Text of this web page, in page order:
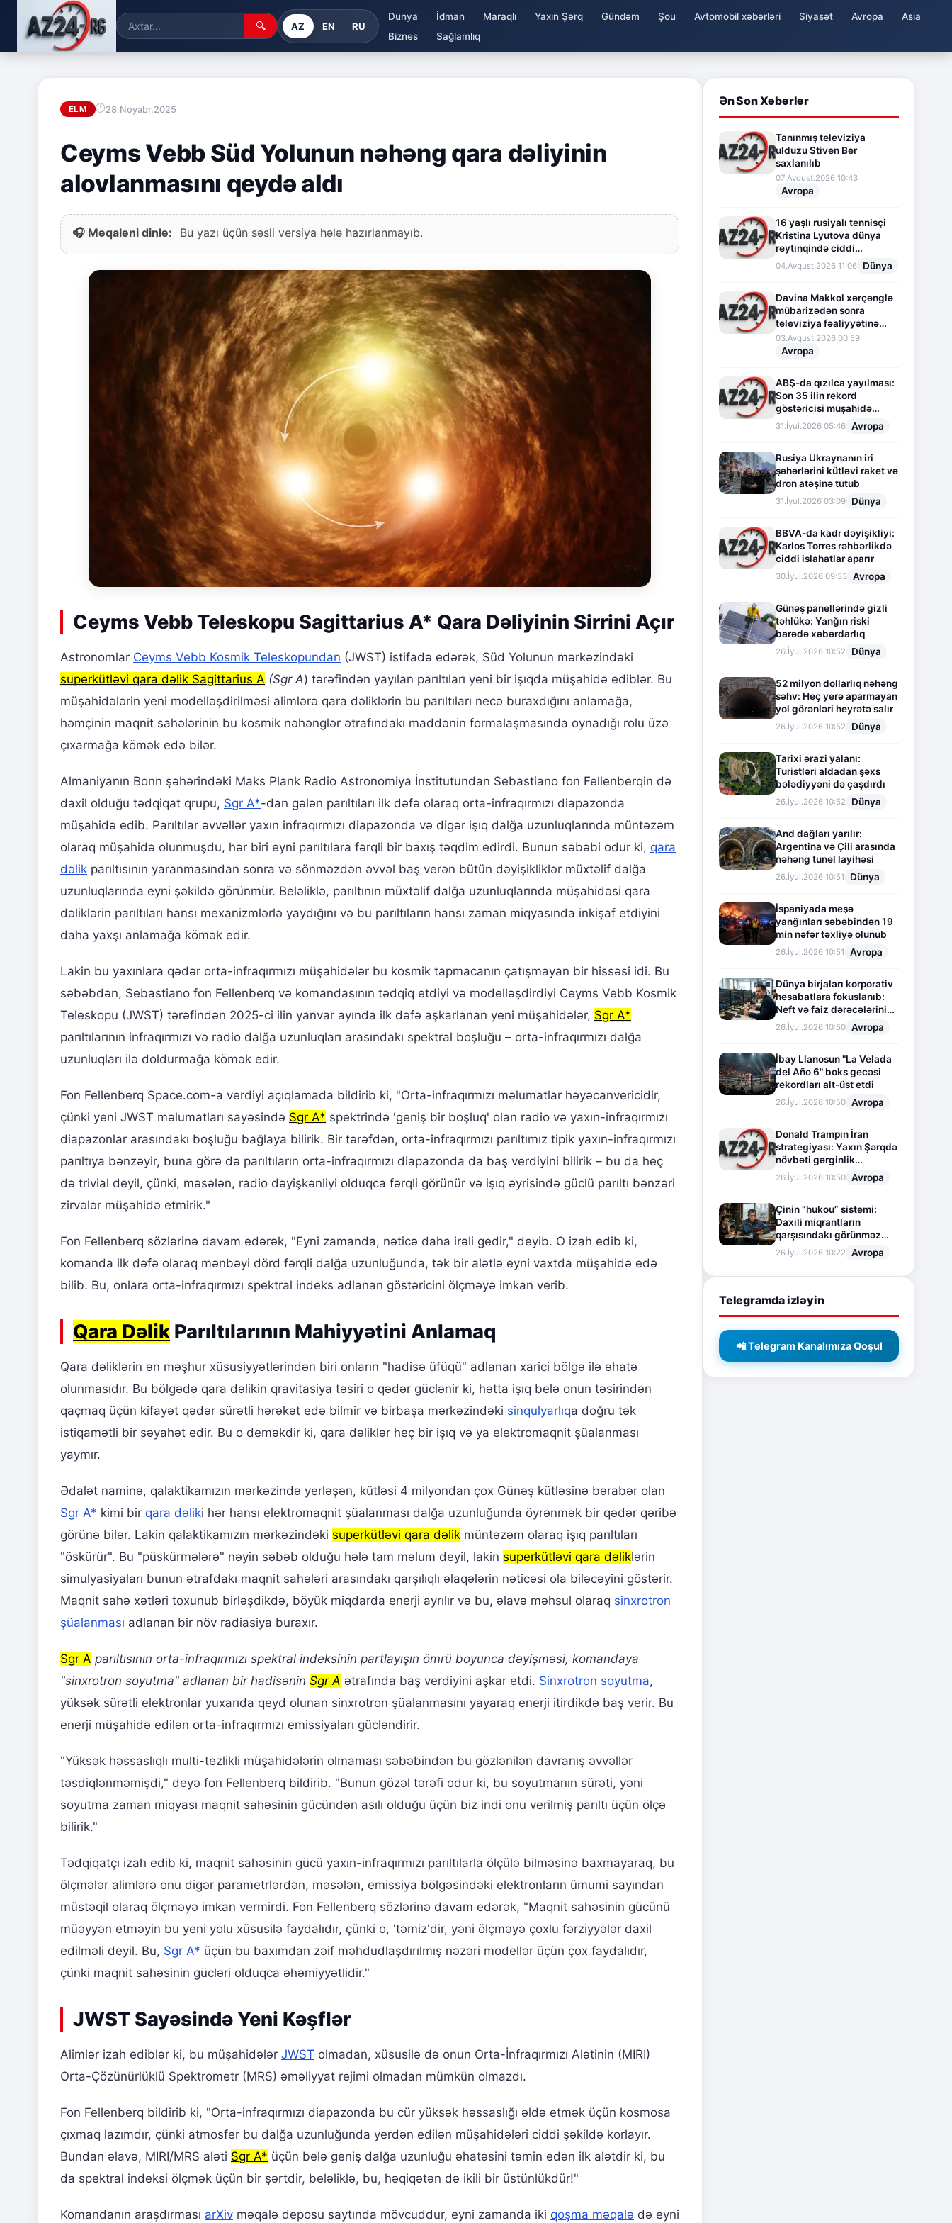
🔍 AZ EN RU
Dünya İdman Maraqlı Yaxın Şərq Gündəm Şou Avtomobil xəbərləri Siyasət Avropa
Asia
Biznes
Sağlamlıq
ELM 28.Noyabr.2025
Ceyms Vebb Süd Yolunun nəhəng qara dəliyinin
alovlanmasını qeydə aldı
🎧 Məqaləni dinlə: Bu yazı üçün səsli versiya hələ hazırlanmayıb.
Ceyms Vebb Teleskopu Sagittarius A* Qara Dəliyinin Sirrini Açır
Astronomlar Ceyms Vebb Kosmik Teleskopundan (JWST) istifadə edərək, Süd Yolunun mərkəzindəki
superkütləvi qara dəlik Sagittarius A (Sgr A) tərəfindən yayılan parıltıları yeni bir işıqda müşahidə ediblər. Bu
müşahidələrin yeni modelləşdirilməsi alimlərə qara dəliklərin bu parıltıları necə buraxdığını anlamağa,
həmçinin maqnit sahələrinin bu kosmik nəhənglər ətrafındakı maddənin formalaşmasında oynadığı rolu üzə
çıxarmağa kömək edə bilər.
Almaniyanın Bonn şəhərindəki Maks Plank Radio Astronomiya İnstitutundan Sebastiano fon Fellenberqin də
daxil olduğu tədqiqat qrupu, Sgr A*-dan gələn parıltıları ilk dəfə olaraq orta-infraqırmızı diapazonda
müşahidə edib. Parıltılar əvvəllər yaxın infraqırmızı diapazonda və digər işıq dalğa uzunluqlarında müntəzəm
olaraq müşahidə olunmuşdu, hər biri eyni parıltılara fərqli bir baxış təqdim edirdi. Bunun səbəbi odur ki, qara
dəlik parıltısının yaranmasından sonra və sönməzdən əvvəl baş verən bütün dəyişikliklər müxtəlif dalğa
uzunluqlarında eyni şəkildə görünmür. Beləliklə, parıltının müxtəlif dalğa uzunluqlarında müşahidəsi qara
dəliklərin parıltıları hansı mexanizmlərlə yaydığını və bu parıltıların hansı zaman miqyasında inkişaf etdiyini
daha yaxşı anlamağa kömək edir.
Lakin bu yaxınlara qədər orta-infraqırmızı müşahidələr bu kosmik tapmacanın çatışmayan bir hissəsi idi. Bu
səbəbdən, Sebastiano fon Fellenberq və komandasının tədqiq etdiyi və modelləşdirdiyi Ceyms Vebb Kosmik
Teleskopu (JWST) tərəfindən 2025-ci ilin yanvar ayında ilk dəfə aşkarlanan yeni müşahidələr, Sgr A*
parıltılarının infraqırmızı və radio dalğa uzunluqları arasındakı spektral boşluğu – orta-infraqırmızı dalğa
uzunluqları ilə doldurmağa kömək edir.
Fon Fellenberq Space.com-a verdiyi açıqlamada bildirib ki, "Orta-infraqırmızı məlumatlar həyəcanvericidir,
çünki yeni JWST məlumatları sayəsində Sgr A* spektrində 'geniş bir boşluq' olan radio və yaxın-infraqırmızı
diapazonlar arasındakı boşluğu bağlaya bilirik. Bir tərəfdən, orta-infraqırmızı parıltımız tipik yaxın-infraqırmızı
parıltıya bənzəyir, buna görə də parıltıların orta-infraqırmızı diapazonda da baş verdiyini bilirik – bu da heç
də trivial deyil, çünki, məsələn, radio dəyişkənliyi olduqca fərqli görünür və işıq əyrisində güclü parıltı bənzəri
zirvələr müşahidə etmirik."
Fon Fellenberq sözlərinə davam edərək, "Eyni zamanda, nəticə daha irəli gedir," deyib. O izah edib ki,
komanda ilk dəfə olaraq mənbəyi dörd fərqli dalğa uzunluğunda, tək bir alətlə eyni vaxtda müşahidə edə
bilib. Bu, onlara orta-infraqırmızı spektral indeks adlanan göstəricini ölçməyə imkan verib.
Qara Dəlik Parıltılarının Mahiyyətini Anlamaq
Qara dəliklərin ən məşhur xüsusiyyətlərindən biri onların "hadisə üfüqü" adlanan xarici bölgə ilə əhatə
olunmasıdır. Bu bölgədə qara dəlikin qravitasiya təsiri o qədər güclənir ki, hətta işıq belə onun təsirindən
qaçmaq üçün kifayət qədər sürətli hərəkət edə bilmir və birbaşa mərkəzindəki sinqulyarlıqa doğru tək
istiqamətli bir səyahət edir. Bu o deməkdir ki, qara dəliklər heç bir işıq və ya elektromaqnit şüalanması
yaymır.
Ədalət naminə, qalaktikamızın mərkəzində yerləşən, kütləsi 4 milyondan çox Günəş kütləsinə bərabər olan
Sgr A* kimi bir qara dəliki hər hansı elektromaqnit şüalanması dalğa uzunluğunda öyrənmək bir qədər qəribə
görünə bilər. Lakin qalaktikamızın mərkəzindəki superkütləvi qara dəlik müntəzəm olaraq işıq parıltıları
"öskürür". Bu "püskürmələrə" nəyin səbəb olduğu hələ tam məlum deyil, lakin superkütləvi qara dəliklərin
simulyasiyaları bunun ətrafdakı maqnit sahələri arasındakı qarşılıqlı əlaqələrin nəticəsi ola biləcəyini göstərir.
Maqnit sahə xətləri toxunub birləşdikdə, böyük miqdarda enerji ayrılır və bu, əlavə məhsul olaraq sinxrotron
şüalanması adlanan bir növ radiasiya buraxır.
Sgr A parıltısının orta-infraqırmızı spektral indeksinin partlayışın ömrü boyunca dəyişməsi, komandaya
"sinxrotron soyutma" adlanan bir hadisənin Sgr A ətrafında baş verdiyini aşkar etdi. Sinxrotron soyutma,
yüksək sürətli elektronlar yuxarıda qeyd olunan sinxrotron şüalanmasını yayaraq enerji itirdikdə baş verir. Bu
enerji müşahidə edilən orta-infraqırmızı emissiyaları gücləndirir.
"Yüksək həssaslıqlı multi-tezlikli müşahidələrin olmaması səbəbindən bu gözlənilən davranış əvvəllər
təsdiqlənməmişdi," deyə fon Fellenberq bildirib. "Bunun gözəl tərəfi odur ki, bu soyutmanın sürəti, yəni
soyutma zaman miqyası maqnit sahəsinin gücündən asılı olduğu üçün biz indi onu verilmiş parıltı üçün ölçə
bilirik."
Tədqiqatçı izah edib ki, maqnit sahəsinin gücü yaxın-infraqırmızı parıltılarla ölçülə bilməsinə baxmayaraq, bu
ölçmələr alimlərə onu digər parametrlərdən, məsələn, emissiya bölgəsindəki elektronların ümumi sayından
müstəqil olaraq ölçməyə imkan vermirdi. Fon Fellenberq sözlərinə davam edərək, "Maqnit sahəsinin gücünü
müəyyən etməyin bu yeni yolu xüsusilə faydalıdır, çünki o, 'təmiz'dir, yəni ölçməyə çoxlu fərziyyələr daxil
edilməli deyil. Bu, Sgr A* üçün bu baxımdan zəif məhdudlaşdırılmış nəzəri modellər üçün çox faydalıdır,
çünki maqnit sahəsinin gücləri olduqca əhəmiyyətlidir."
JWST Sayəsində Yeni Kəşflər
Alimlər izah ediblər ki, bu müşahidələr JWST olmadan, xüsusilə də onun Orta-İnfraqırmızı Alətinin (MIRI)
Orta-Çözünürlüklü Spektrometr (MRS) əməliyyat rejimi olmadan mümkün olmazdı.
Fon Fellenberq bildirib ki, "Orta-infraqırmızı diapazonda bu cür yüksək həssaslığı əldə etmək üçün kosmosa
çıxmaq lazımdır, çünki atmosfer bu dalğa uzunluğunda yerdən edilən müşahidələri ciddi şəkildə korlayır.
Bundan əlavə, MIRI/MRS aləti Sgr A* üçün belə geniş dalğa uzunluğu əhatəsini təmin edən ilk alətdir ki, bu
da spektral indeksi ölçmək üçün bir şərtdir, beləliklə, bu, həqiqətən də ikili bir üstünlükdür!"
Komandanın araşdırması arXiv məqalə deposu saytında mövcuddur, eyni zamanda iki qoşma məqalə də eyni
Ən Son Xəbərlər
Tanınmış televiziya
ulduzu Stiven Ber
saxlanılıb
07.Avqust.2026 10:43
Avropa
16 yaşlı rusiyalı tennisçi
Kristina Lyutova dünya
reytinqində ciddi
irəliləyişə imza atdı
04.Avqust.2026 11:06 Dünya
Davina Makkol xərçənglə
mübarizədən sonra
televiziya fəaliyyətinə
fasilə verir
03.Avqust.2026 00:59
Avropa
ABŞ-da qızılca yayılması:
Son 35 ilin rekord
göstəricisi müşahidə
olunur
31.İyul.2026 05:46 Avropa
Rusiya Ukraynanın iri
şəhərlərini kütləvi raket və
dron atəşinə tutub
31.İyul.2026 03:09 Dünya
BBVA-da kadr dəyişikliyi:
Karlos Torres rəhbərlikdə
ciddi islahatlar aparır
30.İyul.2026 09:33 Avropa
Günəş panellərində gizli
təhlükə: Yanğın riski
barədə xəbərdarlıq
26.İyul.2026 10:52 Dünya
52 milyon dollarlıq nəhəng
səhv: Heç yerə aparmayan
yol görənləri heyrətə salır
26.İyul.2026 10:52 Dünya
Tarixi ərazi yalanı:
Turistləri aldadan şəxs
bələdiyyəni də çaşdırdı
26.İyul.2026 10:52 Dünya
And dağları yarılır:
Argentina və Çili arasında
nəhəng tunel layihəsi
26.İyul.2026 10:51 Dünya
İspaniyada meşə
yanğınları səbəbindən 19
min nəfər təxliyə olunub
26.İyul.2026 10:51 Avropa
Dünya birjaları korporativ
hesabatlara fokuslanıb:
Neft və faiz dərəcələrinin
təsiri altında cari vəziyyət
26.İyul.2026 10:50 Avropa
İbay Llanosun "La Velada
del Año 6" boks gecəsi
rekordları alt-üst etdi
26.İyul.2026 10:50 Avropa
Donald Trampın İran
strategiyası: Yaxın Şərqdə
növbəti gərginlik
mərhələsi
26.İyul.2026 10:50 Avropa
Çinin “hukou” sistemi:
Daxili miqrantların
qarşısındakı görünməz
sədd
26.İyul.2026 10:22 Avropa
Telegramda izləyin
📲 Telegram Kanalımıza Qoşul